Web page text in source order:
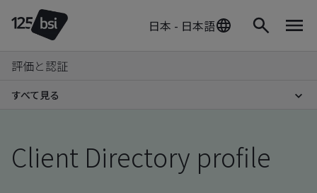
日本 - 日本語
評価と認証
すべて見る
Client Directory profile